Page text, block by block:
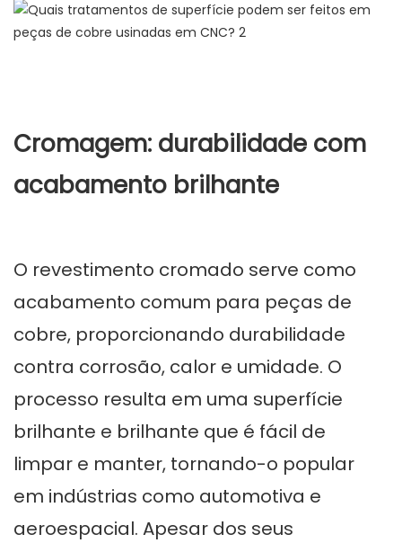
Cromagem: durabilidade com
acabamento brilhante
O revestimento cromado serve como
acabamento comum para peças de
cobre, proporcionando durabilidade
contra corrosão, calor e umidade. O
processo resulta em uma superfície
brilhante e brilhante que é fácil de
limpar e manter, tornando-o popular
em indústrias como automotiva e
aeroespacial. Apesar dos seus